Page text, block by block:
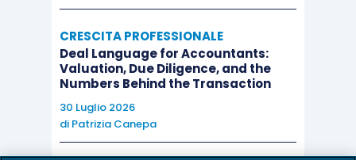
CRESCITA PROFESSIONALE
Deal Language for Accountants:
Valuation, Due Diligence, and the
Numbers Behind the Transaction
30 Luglio 2026
di Patrizia Canepa